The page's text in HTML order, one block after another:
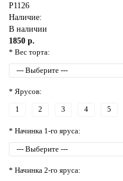
P1126
Наличие:
В наличии
1850 р.
* Вес торта:
* Ярусов:
1 2 3 4 5
* Начинка 1-го яруса:
* Начинка 2-го яруса: